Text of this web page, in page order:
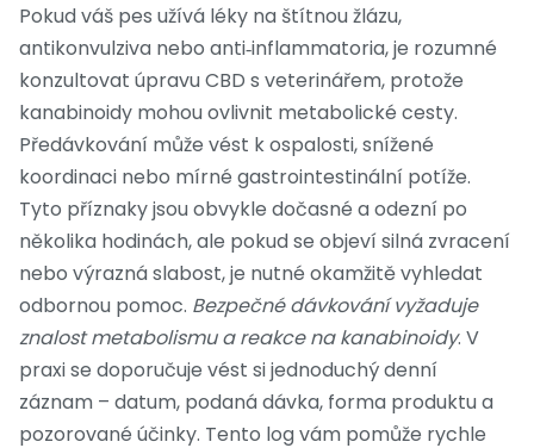
Pokud váš pes užívá léky na štítnou žlázu,
antikonvulziva nebo anti‑inflammatoria, je rozumné
konzultovat úpravu CBD s veterinářem, protože
kanabinoidy mohou ovlivnit metabolické cesty.
Předávkování může vést k ospalosti, snížené
koordinaci nebo mírné gastrointestinální potíže.
Tyto příznaky jsou obvykle dočasné a odezní po
několika hodinách, ale pokud se objeví silná zvracení
nebo výrazná slabost, je nutné okamžitě vyhledat
odbornou pomoc. Bezpečné dávkování vyžaduje
znalost metabolismu a reakce na kanabinoidy. V
praxi se doporučuje vést si jednoduchý denní
záznam – datum, podaná dávka, forma produktu a
pozorované účinky. Tento log vám pomůže rychle